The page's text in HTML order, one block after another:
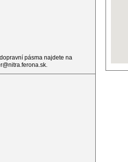
pásma najdete na